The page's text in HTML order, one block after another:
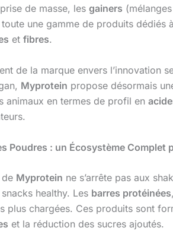
de masse, les gainers
une gamme de produits dédiés
et fibres.
de la marque envers
Myprotein propose désormais
animaux en termes de profil en
Poudres : un Écosystème Complet
de Myprotein ne s’arrête pas aux
healthy. Les barres protéinées
plus chargées. Ces produits sont
et la réduction des sucres ajoutés.